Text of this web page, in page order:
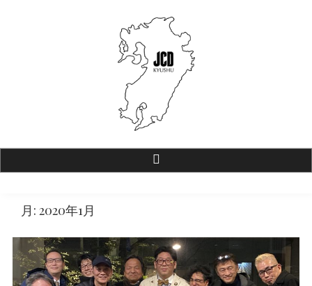
JCD九州【公式ホームページ】
一般社団法人 日本商環境デザイン協会 九州支部
月:2020年1月